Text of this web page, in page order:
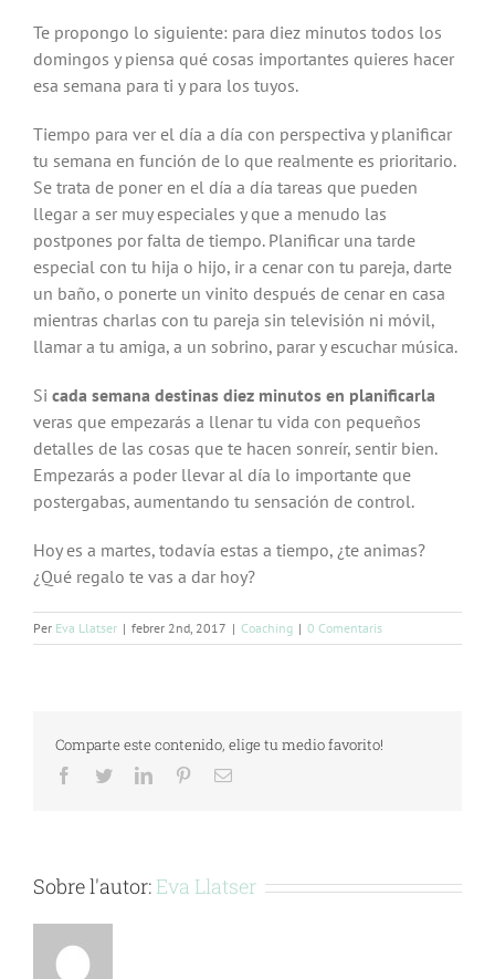
Te propongo lo siguiente: para diez minutos todos los
domingos y piensa qué cosas importantes quieres hacer
esa semana para ti y para los tuyos.
Tiempo para ver el día a día con perspectiva y planificar
tu semana en función de lo que realmente es prioritario.
Se trata de poner en el día a día tareas que pueden
llegar a ser muy especiales y que a menudo las
postpones por falta de tiempo. Planificar una tarde
especial con tu hija o hijo, ir a cenar con tu pareja, darte
un baño, o ponerte un vinito después de cenar en casa
mientras charlas con tu pareja sin televisión ni móvil,
llamar a tu amiga, a un sobrino, parar y escuchar música.
Si cada semana destinas diez minutos en planificarla
veras que empezarás a llenar tu vida con pequeños
detalles de las cosas que te hacen sonreír, sentir bien.
Empezarás a poder llevar al día lo importante que
postergabas, aumentando tu sensación de control.
Hoy es a martes, todavía estas a tiempo, ¿te animas?
¿Qué regalo te vas a dar hoy?
Per Eva Llatser | febrer 2nd, 2017 | Coaching | 0 Comentaris
Comparte este contenido, elige tu medio favorito!
Facebook
TwitterLinkedInPinterestEmail:
Sobre l'autor: Eva Llatser